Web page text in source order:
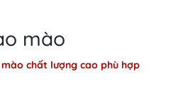
mào
chất lượng cao phù hợp